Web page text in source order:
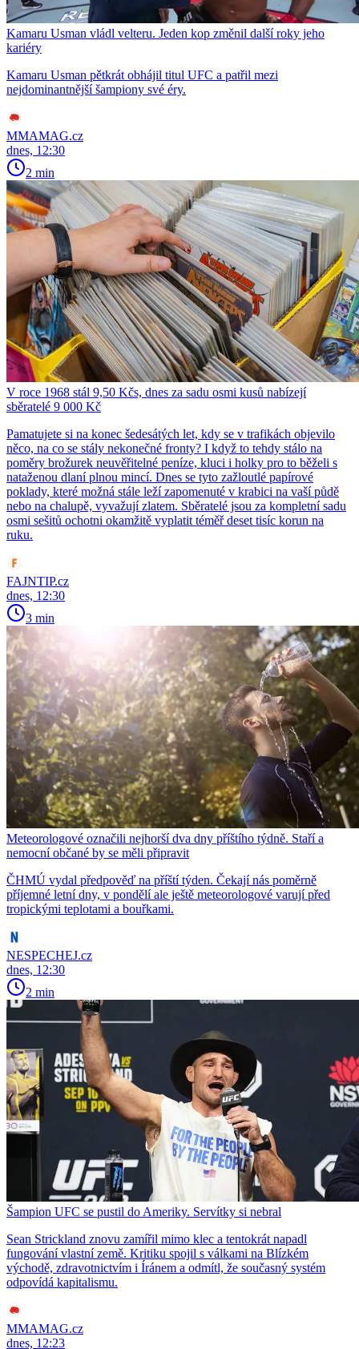
Kamaru Usman vládl velteru. Jeden kop změnil další roky jeho
kariéry
Kamaru Usman pětkrát obhájil titul UFC a patřil mezi
nejdominantnější šampiony své éry.
MMAMAG.cz
dnes, 12:30
2 min
V roce 1968 stál 9,50 Kčs, dnes za sadu osmi kusů nabízejí
sběratelé 9 000 Kč
Pamatujete si na konec šedesátých let, kdy se v trafikách objevilo
něco, na co se stály nekonečné fronty? I když to tehdy stálo na
poměry brožurek neuvěřitelné peníze, kluci i holky pro to běželi s
nataženou dlaní plnou mincí. Dnes se tyto zažloutlé papírové
poklady, které možná stále leží zapomenuté v krabici na vaší půdě
nebo na chalupě, vyvažují zlatem. Sběratelé jsou za kompletní sadu
osmi sešitů ochotni okamžitě vyplatit téměř deset tisíc korun na
ruku.
FAJNTIP.cz
dnes, 12:30
3 min
Meteorologové označili nejhorší dva dny příštího týdně. Staří a
nemocní občané by se měli připravit
ČHMÚ vydal předpověď na příští týden. Čekají nás poměrně
příjemné letní dny, v pondělí ale ještě meteorologové varují před
tropickými teplotami a bouřkami.
NESPECHEJ.cz
dnes, 12:30
2 min
Šampion UFC se pustil do Ameriky. Servítky si nebral
Sean Strickland znovu zamířil mimo klec a tentokrát napadl
fungování vlastní země. Kritiku spojil s válkami na Blízkém
východě, zdravotnictvím i Íránem a odmítl, že současný systém
odpovídá kapitalismu.
MMAMAG.cz
dnes, 12:23